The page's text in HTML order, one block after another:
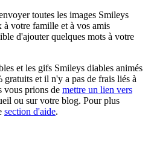
toutes les images Smileys
votre famille et à vos amis
d'ajouter quelques mots à votre
et les gifs Smileys diables animés
gratuits et il n'y a pas de frais liés à
vous prions de mettre un lien vers
ou sur votre blog. Pour plus
section d'aide.